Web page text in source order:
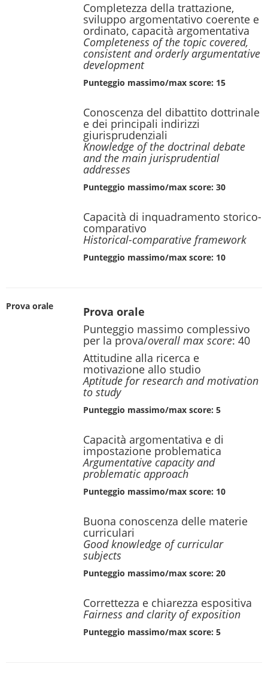
Completezza della trattazione,
sviluppo argomentativo coerente e
ordinato, capacità argomentativa
Completeness of the topic covered,
consistent and orderly argumentative
development
Punteggio massimo/max score: 15
Conoscenza del dibattito dottrinale
e dei principali indirizzi
giurisprudenziali
Knowledge of the doctrinal debate
and the main jurisprudential
addresses
Punteggio massimo/max score: 30
Capacità di inquadramento storico-
comparativo
Historical-comparative framework
Punteggio massimo/max score: 10
Prova orale
Prova orale
Punteggio massimo complessivo
per la prova/overall max score: 40
Attitudine alla ricerca e
motivazione allo studio
Aptitude for research and motivation
to study
Punteggio massimo/max score: 5
Capacità argomentativa e di
impostazione problematica
Argumentative capacity and
problematic approach
Punteggio massimo/max score: 10
Buona conoscenza delle materie
curriculari
Good knowledge of curricular
subjects
Punteggio massimo/max score: 20
Correttezza e chiarezza espositiva
Fairness and clarity of exposition
Punteggio massimo/max score: 5